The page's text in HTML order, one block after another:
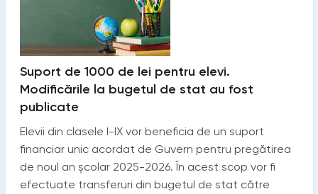
Suport de 1000 de lei pentru elevi.
Modificările la bugetul de stat au fost
publicate
Elevii din clasele I-IX vor beneficia de un suport
financiar unic acordat de Guvern pentru pregătirea
de noul an școlar 2025-2026. În acest scop vor fi
efectuate transferuri din bugetul de stat către